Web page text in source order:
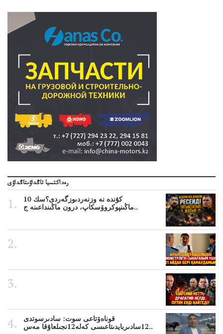
رەداكتسيا تاڭداۋىتاڭداۋى
10 كۇندە نە وزنەردىوزگەردى؟سك
ماڭىنپوكروۆسكاپ، درون ماڭىنداعىنە ج..
قوناەۆتاعى سوت: سادىرسوتدى
12سادىربايدىتاعىسى كەلە12نجىلعاۇقا مەس..